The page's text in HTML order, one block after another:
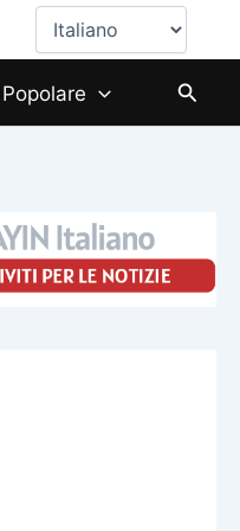
Scegli
una
lingua
Cerca